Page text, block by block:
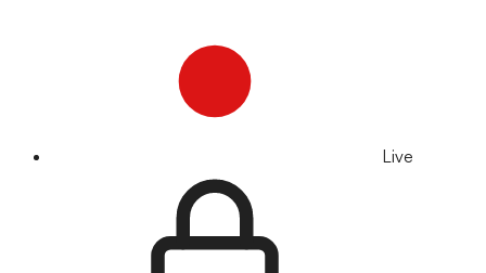
Live